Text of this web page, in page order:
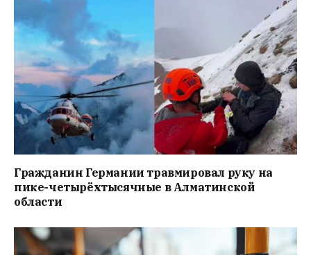
Гражданин Германии травмировал руку на
пике-четырёхтысячные в Алматинской
области